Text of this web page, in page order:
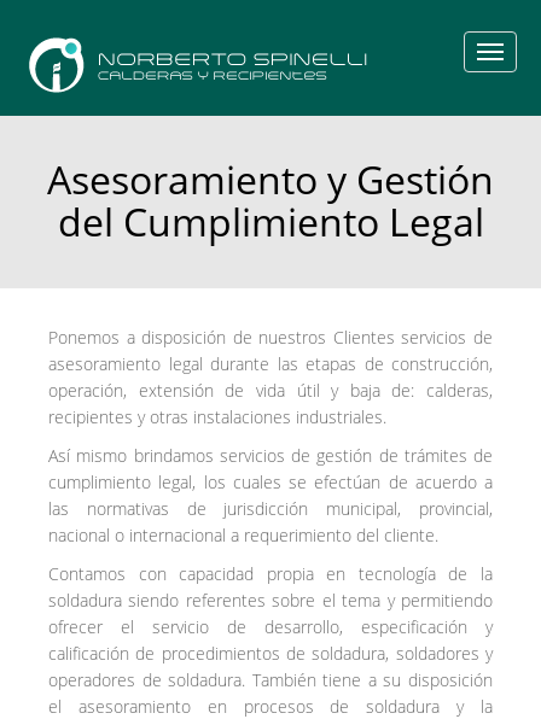
Asesoramiento y Gestión
del Cumplimiento Legal
Ponemos a disposición de nuestros Clientes servicios de
asesoramiento legal durante las etapas de construcción,
operación, extensión de vida útil y baja de: calderas,
recipientes y otras instalaciones industriales.
Así mismo brindamos servicios de gestión de trámites de
cumplimiento legal, los cuales se efectúan de acuerdo a
las normativas de jurisdicción municipal, provincial,
nacional o internacional a requerimiento del cliente.
Contamos con capacidad propia en tecnología de la
soldadura siendo referentes sobre el tema y permitiendo
ofrecer el servicio de desarrollo, especificación y
calificación de procedimientos de soldadura, soldadores y
operadores de soldadura. También tiene a su disposición
el asesoramiento en procesos de soldadura y la